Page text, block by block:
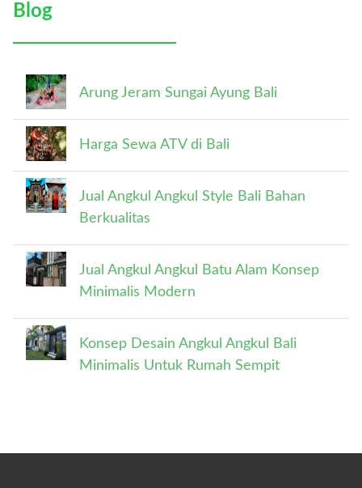
Blog
Arung Jeram Sungai Ayung Bali
Harga Sewa ATV di Bali
Jual Angkul Angkul Style Bali Bahan
Berkualitas
Jual Angkul Angkul Batu Alam Konsep
Minimalis Modern
Konsep Desain Angkul Angkul Bali
Minimalis Untuk Rumah Sempit